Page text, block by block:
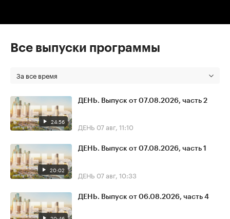
Все выпуски программы
За все время
24:56
ДЕНЬ. Выпуск от 07.08.2026, часть 2
ДЕНЬ 07 авг, 11:10
20:02
ДЕНЬ. Выпуск от 07.08.2026, часть 1
ДЕНЬ 07 авг, 10:33
ДЕНЬ. Выпуск от 06.08.2026, часть 4